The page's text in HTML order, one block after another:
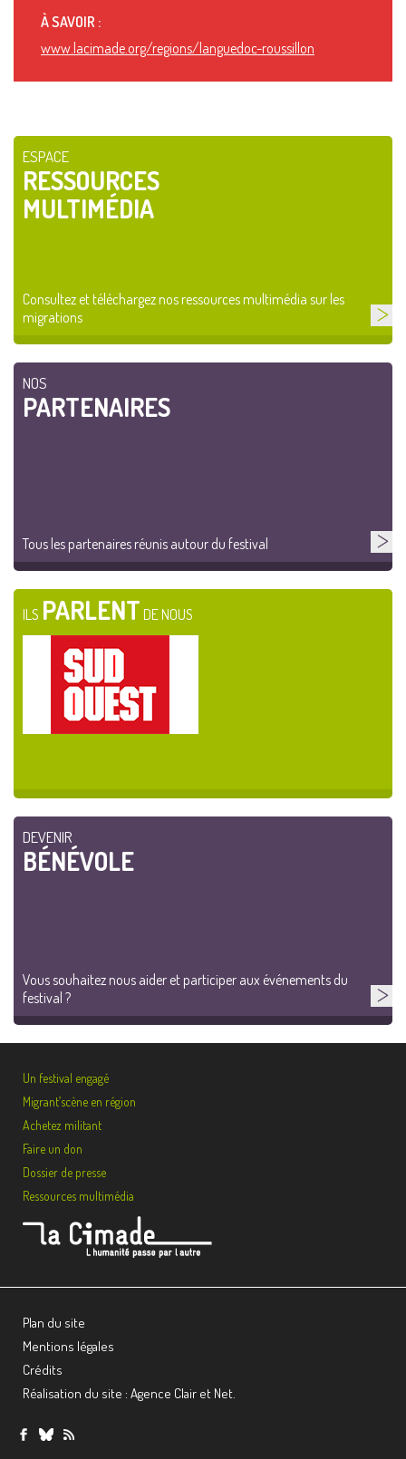
À SAVOIR :
www.lacimade.org/regions/languedoc-roussillon
ESPACE
RESSOURCES
MULTIMÉDIA
Consultez et téléchargez nos ressources multimédia sur les
migrations
NOS
PARTENAIRES
Tous les partenaires réunis autour du festival
ILS PARLENT DE NOUS
DEVENIR
BÉNÉVOLE
Vous souhaitez nous aider et participer aux événements du
festival ?
Un festival engagé
Migrant’scène en région
Achetez militant
Faire un don
Dossier de presse
Ressources multimédia
Plan du site
Mentions légales
Crédits
Réalisation du site : Agence Clair et Net.